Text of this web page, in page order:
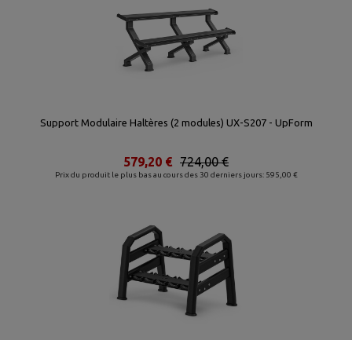
Support Modulaire Haltères (2 modules) UX-S207 - UpForm
Prix du produit le plus bas au cours des 30 derniers jours: 595,00 €
724,00 €
579,20 €